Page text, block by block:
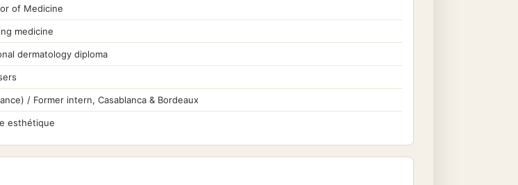
of Medicine
medicine
dermatology diploma
/ Former intern, Casablanca & Bordeaux
esthétique